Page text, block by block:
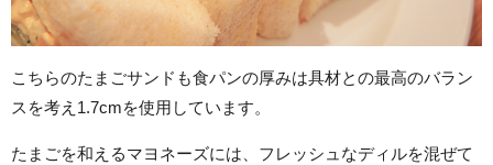
こちらのたまごサンドも食パンの厚みは具材との最高のバラン
スを考え1.7cmを使用しています。
たまごを和えるマヨネーズには、フレッシュなディルを混ぜて